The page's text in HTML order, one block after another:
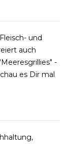
und
auch
-
es Dir mal